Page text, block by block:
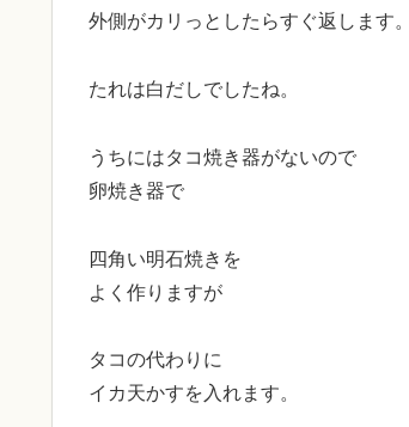
外側がカリっとしたらすぐ返します。
たれは白だしでしたね。
うちにはタコ焼き器がないので
卵焼き器で
四角い明石焼きを
よく作りますが
タコの代わりに
イカ天かすを入れます。